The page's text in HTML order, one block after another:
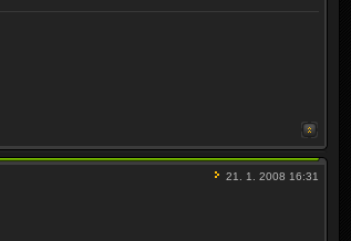
21. 1. 2008 16:31